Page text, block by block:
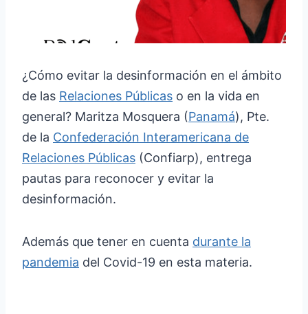
¿Cómo evitar la desinformación en el ámbito
de las Relaciones Públicas o en la vida en
general? Maritza Mosquera (Panamá), Pte.
de la Confederación Interamericana de
Relaciones Públicas (Confiarp), entrega
pautas para reconocer y evitar la
desinformación.
Además que tener en cuenta durante la
pandemia del Covid-19 en esta materia.